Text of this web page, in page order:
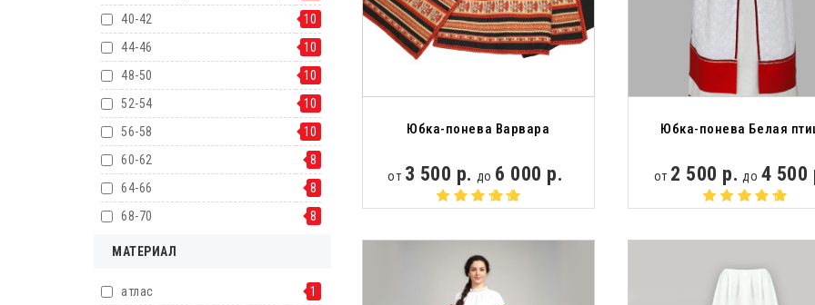
40-42
10
44-46
10
48-50
10
52-54
10
56-58
10
60-62
8
64-66
8
68-70
8
МАТЕРИАЛ
атлас
1
Юбка-понева Варвара
от 3 500 р. до 6 000 р.
Юбка-понева Белая
от 2 500 р. до 4 500